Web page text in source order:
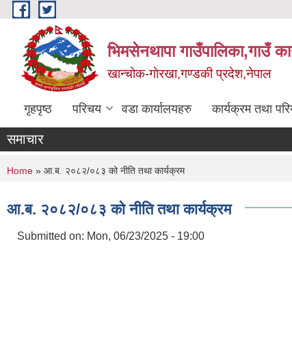
Skip to main content
भिमसेनथापा गाउँपालिका,गाउँ
खान्चोक-गाेरखा,गण्डकी प्रदेश,नेपाल
गृहपृष्ठ परिचय वडा कार्यालयहरु कार्यक्रम तथा
समाचार
You are here
Home » आ.ब. २०८२/०८३ को नीति तथा कार्यक्रम
आ.ब. २०८२/०८३ को नीति तथा कार्यक्रम
Submitted on: Mon, 06/23/2025 - 19:00